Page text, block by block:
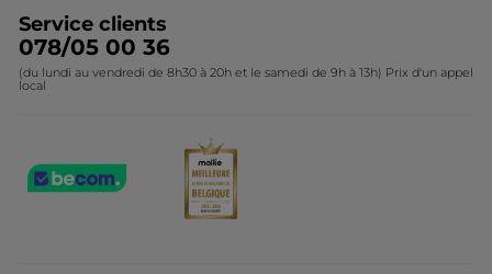
Service clients
078/05 00 36
(du lundi au vendredi de 8h30 à 20h et le samedi de 9h à 13h) Prix d'un appel
local